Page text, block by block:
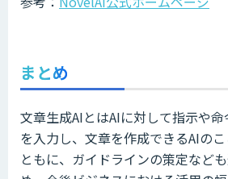
まとめ
文章生成AIとはAIに対して指示や
を入力し、文章を作成できるAIの
ともに、ガイドラインの策定など